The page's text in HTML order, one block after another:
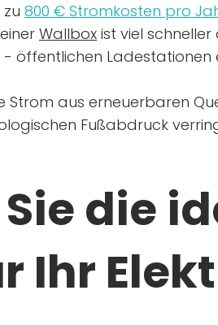
800 € Stromkosten pro
Wallbox ist viel
öffentlichen Ladestationen
Strom aus erneuerbaren
Fußabdruck
die
Ihr